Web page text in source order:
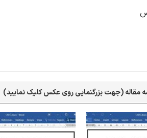
مقاله (جهت بزرگنمایی روی عکس کلیک نمایید)